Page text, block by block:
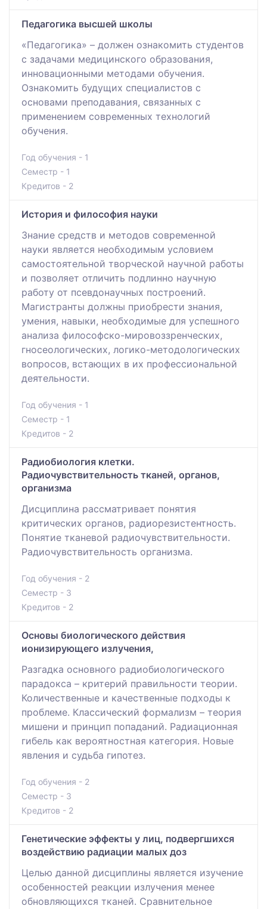
Педагогика высшей школы
«Педагогика» – должен ознакомить студентов
с задачами медицинского образования,
инновационными методами обучения.
Ознакомить будущих специалистов с
основами преподавания, связанных с
применением современных технологий
обучения.
Год обучения - 1
Семестр - 1
Кредитов - 2
История и философия науки
Знание средств и методов современной
науки является необходимым условием
самостоятельной творческой научной работы
и позволяет отличить подлинно научную
работу от псевдонаучных построений.
Магистранты должны приобрести знания,
умения, навыки, необходимые для успешного
анализа философско-мировоззренческих,
гносеологических, логико-методологических
вопросов, встающих в их профессиональной
деятельности.
Год обучения - 1
Семестр - 1
Кредитов - 2
Радиобиология клетки.
Радиочувствительность тканей, органов,
организма
Дисциплина рассматривает понятия
критических органов, радиорезистентность.
Понятие тканевой радиочувствительности.
Радиочувствительность организма.
Год обучения - 2
Семестр - 3
Кредитов - 2
Основы биологического действия
ионизирующего излучения,
Разгадка основного радиобиологического
парадокса – критерий правильности теории.
Количественные и качественные подходы к
проблеме. Классический формализм – теория
мишени и принцип попаданий. Радиационная
гибель как вероятностная категория. Новые
явления и судьба гипотез.
Год обучения - 2
Семестр - 3
Кредитов - 2
Генетические эффекты у лиц, подвергшихся
воздействию радиации малых доз
Целью данной дисциплины является изучение
особенностей реакции излучения менее
обновляющихся тканей. Сравнительное